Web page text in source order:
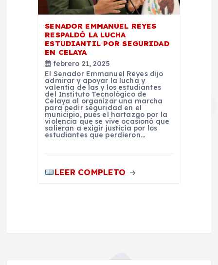
SENADOR EMMANUEL REYES
RESPALDÓ LA LUCHA
ESTUDIANTIL POR SEGURIDAD
EN CELAYA
febrero 21, 2025
El Senador Emmanuel Reyes dijo
admirar y apoyar la lucha y
valentía de las y los estudiantes
del Instituto Tecnológico de
Celaya al organizar una marcha
para pedir seguridad en el
municipio, pues el hartazgo por la
violencia que se vive ocasionó que
salieran a exigir justicia por los
estudiantes que perdieron…
LEER COMPLETO